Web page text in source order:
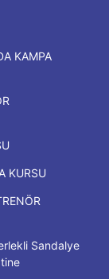
KAMPA
KURSU
Sandalye